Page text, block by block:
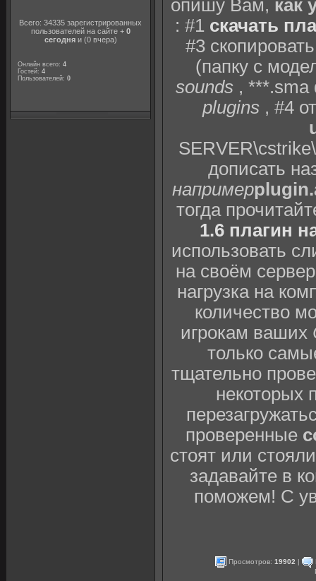
Всего: 34335 зарегистрированных
пользователей на сайте + 0
сегодняи (0 вчера)
Онлайн всего: 4
Гостей: 4
Пользователей: 0
опишу Вам, как
: #1 скачать
#3
(папку с
sounds,
plugins, #4
дописать
например
тогда
1.6 плагин
использовать
на своём
нагрузка на
количество
игрокам ваших
только
тщательно
некоторых
проверенные
стоят или
задавайте в
поможем! С
Просмотров: 19902 |